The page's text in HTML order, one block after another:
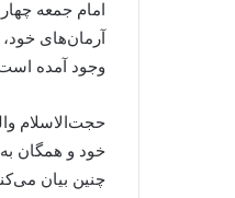
امام جمعه
آرمان‌های خود،
وجود آمده است
حجت‌الاسلام
خود و همگان
چنین بیان